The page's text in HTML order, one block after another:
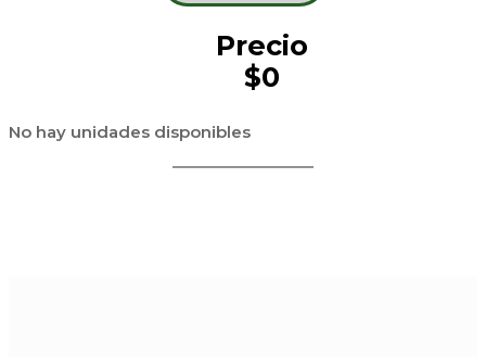
Precio
$0
No hay unidades disponibles